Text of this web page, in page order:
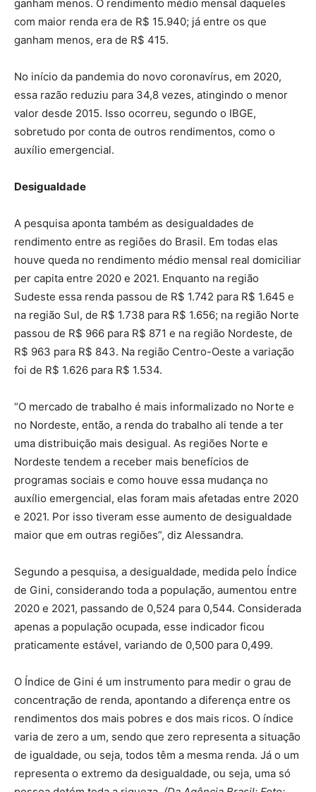
ganham menos. O rendimento médio mensal daqueles
com maior renda era de R$ 15.940; já entre os que
ganham menos, era de R$ 415.
No início da pandemia do novo coronavírus, em 2020,
essa razão reduziu para 34,8 vezes, atingindo o menor
valor desde 2015. Isso ocorreu, segundo o IBGE,
sobretudo por conta de outros rendimentos, como o
auxílio emergencial.
Desigualdade
A pesquisa aponta também as desigualdades de
rendimento entre as regiões do Brasil. Em todas elas
houve queda no rendimento médio mensal real domiciliar
per capita entre 2020 e 2021. Enquanto na região
Sudeste essa renda passou de R$ 1.742 para R$ 1.645 e
na região Sul, de R$ 1.738 para R$ 1.656; na região Norte
passou de R$ 966 para R$ 871 e na região Nordeste, de
R$ 963 para R$ 843. Na região Centro-Oeste a variação
foi de R$ 1.626 para R$ 1.534.
“O mercado de trabalho é mais informalizado no Norte e
no Nordeste, então, a renda do trabalho ali tende a ter
uma distribuição mais desigual. As regiões Norte e
Nordeste tendem a receber mais benefícios de
programas sociais e como houve essa mudança no
auxílio emergencial, elas foram mais afetadas entre 2020
e 2021. Por isso tiveram esse aumento de desigualdade
maior que em outras regiões”, diz Alessandra.
Segundo a pesquisa, a desigualdade, medida pelo Índice
de Gini, considerando toda a população, aumentou entre
2020 e 2021, passando de 0,524 para 0,544. Considerada
apenas a população ocupada, esse indicador ficou
praticamente estável, variando de 0,500 para 0,499.
O Índice de Gini é um instrumento para medir o grau de
concentração de renda, apontando a diferença entre os
rendimentos dos mais pobres e dos mais ricos. O índice
varia de zero a um, sendo que zero representa a situação
de igualdade, ou seja, todos têm a mesma renda. Já o um
representa o extremo da desigualdade, ou seja, uma só